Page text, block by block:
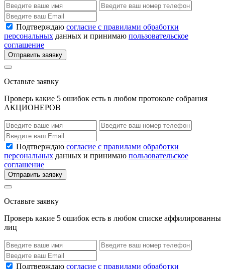
Подтверждаю согласие с правилами обработки
персональных данных и принимаю пользовательское
соглашение
Отправить заявку
Оставьте заявку
Проверь какие 5 ошибок есть в любом протоколе собрания
АКЦИОНЕРОВ
Подтверждаю согласие с правилами обработки
персональных данных и принимаю пользовательское
соглашение
Отправить заявку
Оставьте заявку
Проверь какие 5 ошибок есть в любом списке аффилированны
лиц
Подтверждаю согласие с правилами обработки